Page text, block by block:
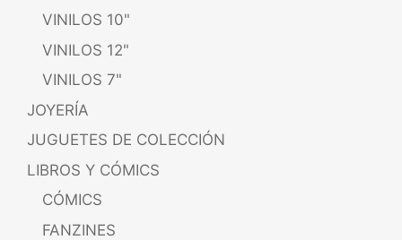
VINILOS 10"
VINILOS 12"
VINILOS 7"
JOYERÍA
JUGUETES DE COLECCIÓN
LIBROS Y CÓMICS
CÓMICS
FANZINES